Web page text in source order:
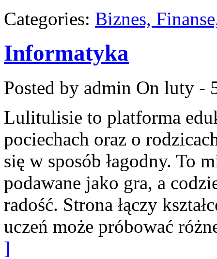
Categories: Biznes,
Informatyka
Posted by admin On luty -
Lulitulisie to platforma
pociechach oraz o
się w sposób łagodny. To
podawane jako gra, a
radość. Strona łączy
uczeń może próbować
]